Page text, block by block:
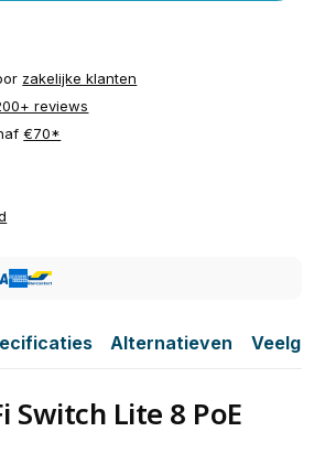
zakelijke klanten
reviews
€70*
Alternatieven
Switch Lite 8 PoE